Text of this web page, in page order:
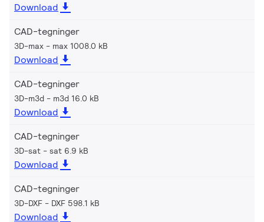
Download
CAD-tegninger
3D-max max 1008.0 kB
Download
CAD-tegninger
3D-m3d m3d 16.0 kB
Download
CAD-tegninger
3D-sat sat 6.9 kB
Download
CAD-tegninger
3D-DXF DXF 598.1 kB
Download